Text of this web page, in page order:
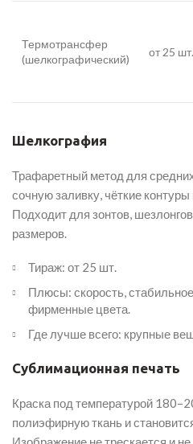
Термотрансфер
(шелкографический)
от 25 шт.
Шелкография
Трафаретный метод для
сочную заливку, чёткие контуры
Подходит для зонтов,
размеров.
Тираж: от 25 шт.
Плюсы: скорость,
фирменные цвета.
Где лучше всего: крупные
Сублимационная печать
Краска под температурой
полиэфирную ткань и